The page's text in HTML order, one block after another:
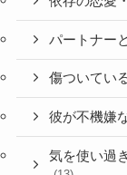
パートナー
傷ついてい
彼が不機嫌
気を使い過